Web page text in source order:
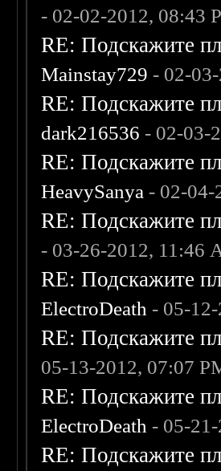
- 02-02-2012, 08:43
RE: Подскажите
Mainstay729 - 02-
RE: Подскажите
dark216536 - 02-03-
RE: Подскажите
HeavySanya - 02-
RE: Подскажите
- 03-26-2012, 11:46
RE: Подскажите
ElectroDeath - 05-
RE: Подскажите
05-13-2012, 07:07
RE: Подскажите
ElectroDeath - 05-
RE: Подскажите